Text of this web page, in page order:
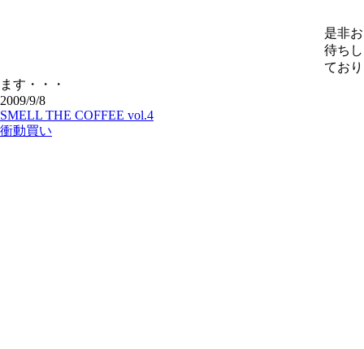
是非お
待ちし
ており
ます・・・
2009/9/8
SMELL THE COFFEE vol.4
衝動買い